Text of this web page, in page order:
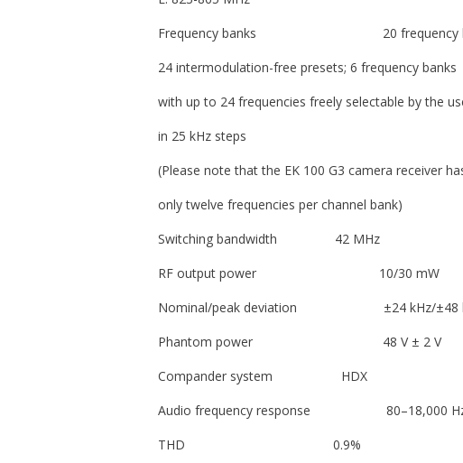
Frequency banks 20 frequency
24 intermodulation-free presets; 6 frequency banks
with up to 24 frequencies freely selectable by the
in 25 kHz steps
(Please note that the EK 100 G3 camera receiver
only twelve frequencies per channel bank)
Switching bandwidth 42 MHz
RF output power 10/30 mW
Nominal/peak deviation ±24 kHz/±48
Phantom power 48 V ± 2 V
Compander system HDX
Audio frequency response 80–18,000
THD 0.9%